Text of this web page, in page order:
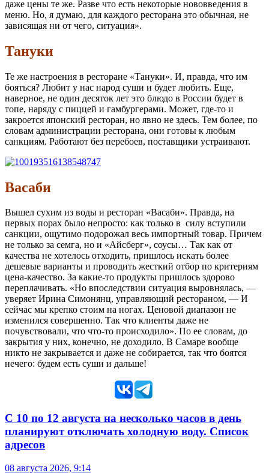
даже цены те же. Разве что есть некоторые нововведения в
меню. Но, я думаю, для каждого ресторана это обычная, не
зависящая ни от чего, ситуация».
Тануки
Те же настроения в ресторане «Тануки». И, правда, что им
бояться? Любит у нас народ суши и будет любить. Еще,
наверное, не один десяток лет это блюдо в России будет в
топе, наряду с пиццей и гамбургерами. Может, где-то и
закроется японский ресторан, но явно не здесь. Тем более, по
словам администрации ресторана, они готовы к любым
санкциям. Работают без перебоев, поставщики устраивают.
Васаби
Вышел сухим из воды и ресторан «Васаби». Правда, на
первых порах было непросто: как только в силу вступили
санкции, ощутимо подорожал весь импортный товар. Причем
не только за семга, но и «Айсберг», соусы… Так как от
качества не хотелось отходить, пришлось искать более
дешевые варианты и проводить жесткий отбор по критериям
цена-качество. За какие-то продукты пришлось здорово
переплачивать. «Но впоследствии ситуация выровнялась, —
уверяет Ирина Симонянц, управляющий рестораном, — И
сейчас мы крепко стоим на ногах. Ценовой диапазон не
изменился совершенно. Так что клиенты даже не
почувствовали, что что-то происходило». По ее словам, до
закрытия у них, конечно, не доходило. В Самаре вообще
никто не закрывается и даже не собирается, так что боятся
нечего: будем есть суши и дальше!
С 10 по 12 августа на несколько часов в день
планируют отключать холодную воду. Список
адресов
08 августа 2026, 9:14